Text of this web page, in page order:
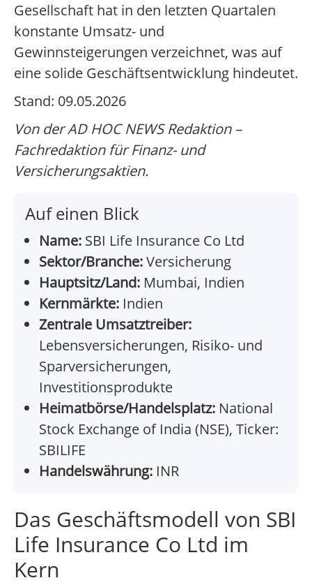
Gesellschaft hat in den letzten Quartalen
konstante Umsatz- und
Gewinnsteigerungen verzeichnet, was auf
eine solide Geschäftsentwicklung hindeutet.
Stand: 09.05.2026
Von der AD HOC NEWS Redaktion –
Fachredaktion für Finanz- und
Versicherungsaktien.
Auf einen Blick
Name: SBI Life Insurance Co Ltd
Sektor/Branche:Versicherung
Hauptsitz/Land: Mumbai, Indien
Kernmärkte: Indien
Zentrale Umsatztreiber:
Lebensversicherungen, Risiko- und
Sparversicherungen,
Investitionsprodukte
Heimatbörse/Handelsplatz: National
Stock Exchange of India (NSE), Ticker:
SBILIFE
Handelswährung: INR
Das Geschäftsmodell von SBI
Life Insurance Co Ltd im
Kern